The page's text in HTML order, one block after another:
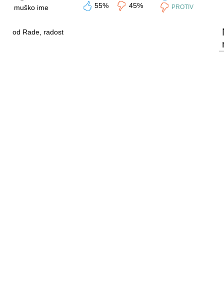
muško ime 55% 45%
PROTIV
od Rade, radost